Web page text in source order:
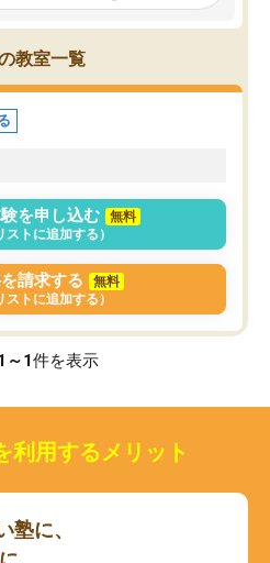
できま
師の方で決
単語帳の
される形
あり、あ
為、塾に通
れも取り
良かった
くか相談したのですが、
ち期待したものではなく
くなってきたようなので
教室一覧
を申し込む
無料
ストに追加する）
請求する
無料
ストに追加する）
～1件を表示
利用するメリット
塾に、